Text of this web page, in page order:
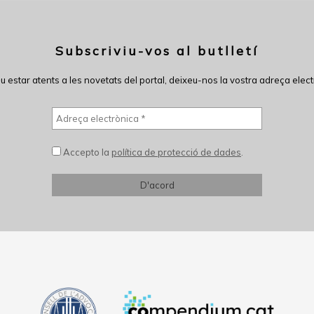
Subscriviu-vos al butlletí
estar atents a les novetats del portal, deixeu-nos la vostra adreça
Accepto la política de protecció de dades